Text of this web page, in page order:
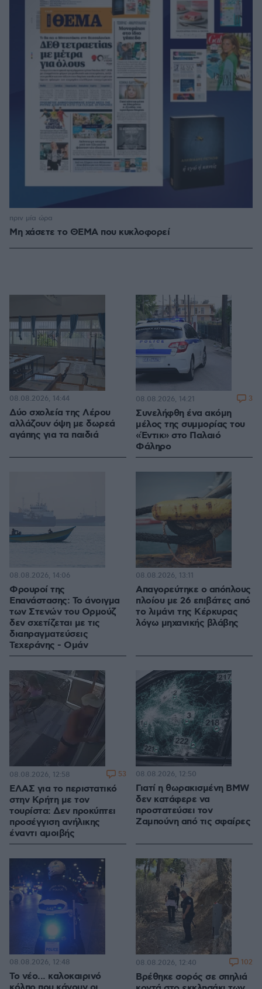
Μη χάσετε το ΘΕΜΑ που κυκλοφορεί
πριν μία ώρα
Δύο σχολεία της Λέρου
αλλάζουν όψη με δωρεά
αγάπης για τα παιδιά
08.08.2026, 14:44
Συνελήφθη ένα ακόμη
μέλος της συμμορίας του
«Έντικ» στο Παλαιό
Φάληρο
08.08.2026, 14:21 3
Φρουροί της
Επανάστασης: Το άνοιγμα
των Στενών του Ορμούζ
δεν σχετίζεται με τις
διαπραγματεύσεις
Τεχεράνης - Ομάν
08.08.2026, 14:06
Απαγορεύτηκε ο απόπλους
πλοίου με 26 επιβάτες από
το λιμάνι της Κέρκυρας
λόγω μηχανικής βλάβης
08.08.2026, 13:11
ΕΛΑΣ για το περιστατικό
στην Κρήτη με τον
τουρίστα: Δεν προκύπτει
προσέγγιση ανήλικης
έναντι αμοιβής
08.08.2026, 12:58 53
Γιατί η θωρακισμένη BMW
δεν κατάφερε να
προστατεύσει τον
Ζαμπούνη από τις σφαίρες
08.08.2026, 12:50
Το νέο... καλοκαιρινό
08.08.2026, 12:48
Βρέθηκε σορός σε σπηλιά
08.08.2026, 12:40 102